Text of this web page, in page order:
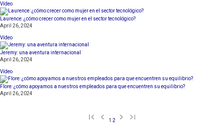
Vídeo
Laurence: ¿cómo crecer como mujer en el sector tecnológico?
April 26, 2024
Vídeo
Jeremy: una aventura internacional
April 26, 2024
Vídeo
Flore: ¿cómo apoyamos a nuestros empleados para que encuentren su equilibrio?
April 26, 2024
1 2